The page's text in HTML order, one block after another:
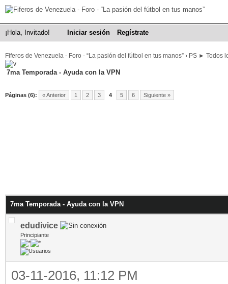
¡Hola, Invitado! Iniciar sesión Regístrate
Fiferos de Venezuela - Foro - “La pasión del fútbol en tus manos” › PS ► Todos
7ma Temporada - Ayuda con la VPN
Páginas (6): « Anterior 1 2 3 4 5 6 Siguiente »
7ma Temporada - Ayuda con la VPN
edudivice
Principiante
03-11-2016, 11:12 PM